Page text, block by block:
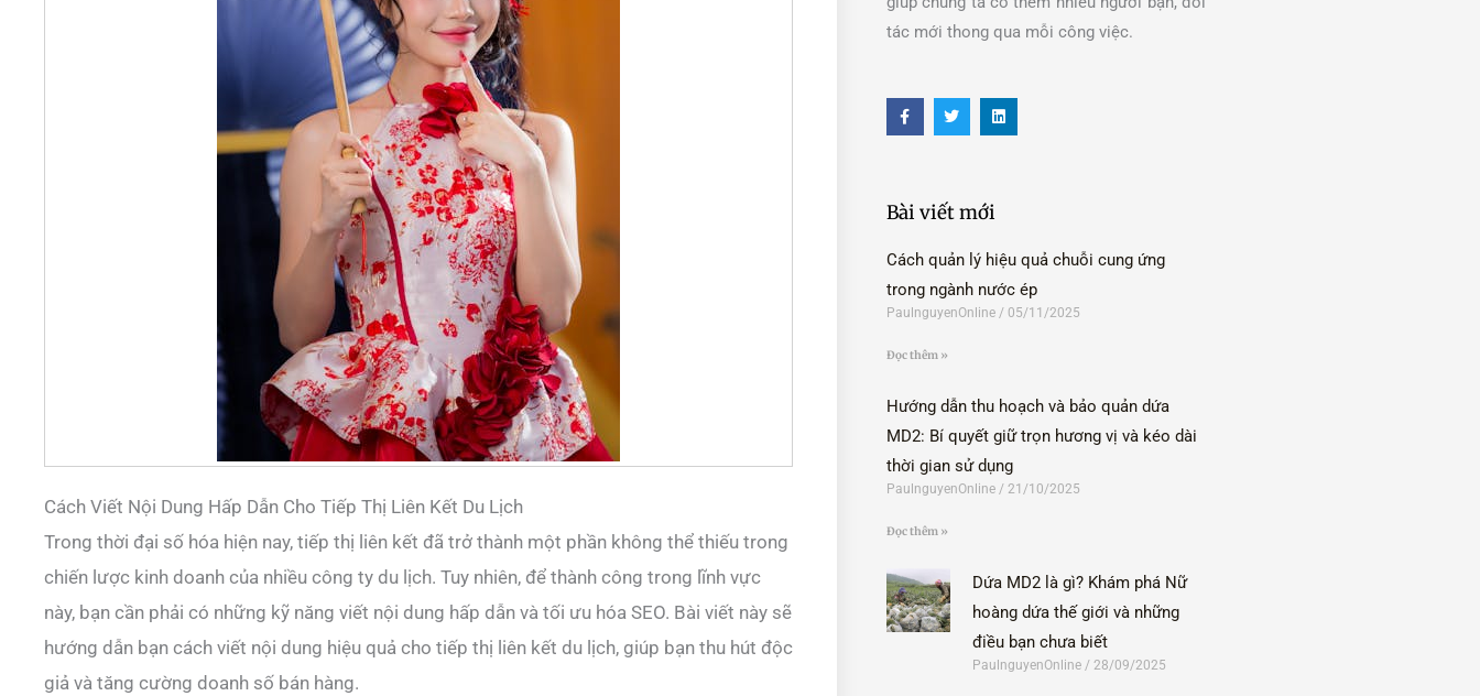
Cách Viết Nội Dung Hấp Dẫn Cho Tiếp Thị Liên Kết Du Lịch
Trong thời đại số hóa hiện nay, tiếp thị liên kết đã trở thành một phần không thể thiếu trong
chiến lược kinh doanh của nhiều công ty du lịch. Tuy nhiên, để thành công trong lĩnh vực
này, bạn cần phải có những kỹ năng viết nội dung hấp dẫn và tối ưu hóa SEO. Bài viết này sẽ
hướng dẫn bạn cách viết nội dung hiệu quả cho tiếp thị liên kết du lịch, giúp bạn thu hút độc
giả và tăng cường doanh số bán hàng.
tác mới thong qua mỗi công việc.
F
a
c
k
T
w
i
L
i
n
Bài viết mới
Cách quản lý hiệu quả chuỗi cung ứng
trong ngành nước ép
PaulnguyenOnline 05/11/2025
Đọc thêm »
Hướng dẫn thu hoạch và bảo quản dứa
MD2: Bí quyết giữ trọn hương vị và kéo dài
thời gian sử dụng
PaulnguyenOnline 21/10/2025
Đọc thêm »
Dứa MD2 là gì? Khám phá Nữ
hoàng dứa thế giới và những
điều bạn chưa biết
PaulnguyenOnline 28/09/2025